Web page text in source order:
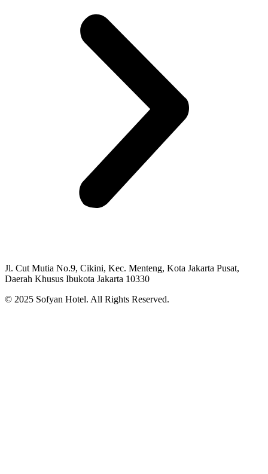
Jl. Cut Mutia No.9, Cikini, Kec. Menteng, Kota Jakarta Pusat,
Daerah Khusus Ibukota Jakarta 10330
© 2025 Sofyan Hotel. All Rights Reserved.